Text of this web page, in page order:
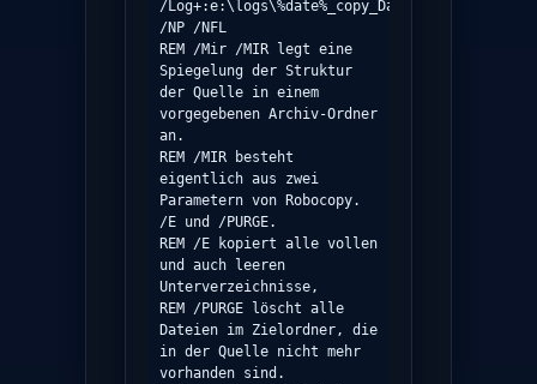
/Log+:e:\logs\%date%_copy_Daten_PC_zu_USB.log
/NP /NFL
REM /Mir /MIR legt eine
Spiegelung der Struktur
der Quelle in einem
vorgegebenen Archiv-Ordner
an.
REM /MIR besteht
eigentlich aus zwei
Parametern von Robocopy.
/E und /PURGE.
REM /E kopiert alle vollen
und auch leeren
Unterverzeichnisse,
REM /PURGE löscht alle
Dateien im Zielordner, die
in der Quelle nicht mehr
vorhanden sind.